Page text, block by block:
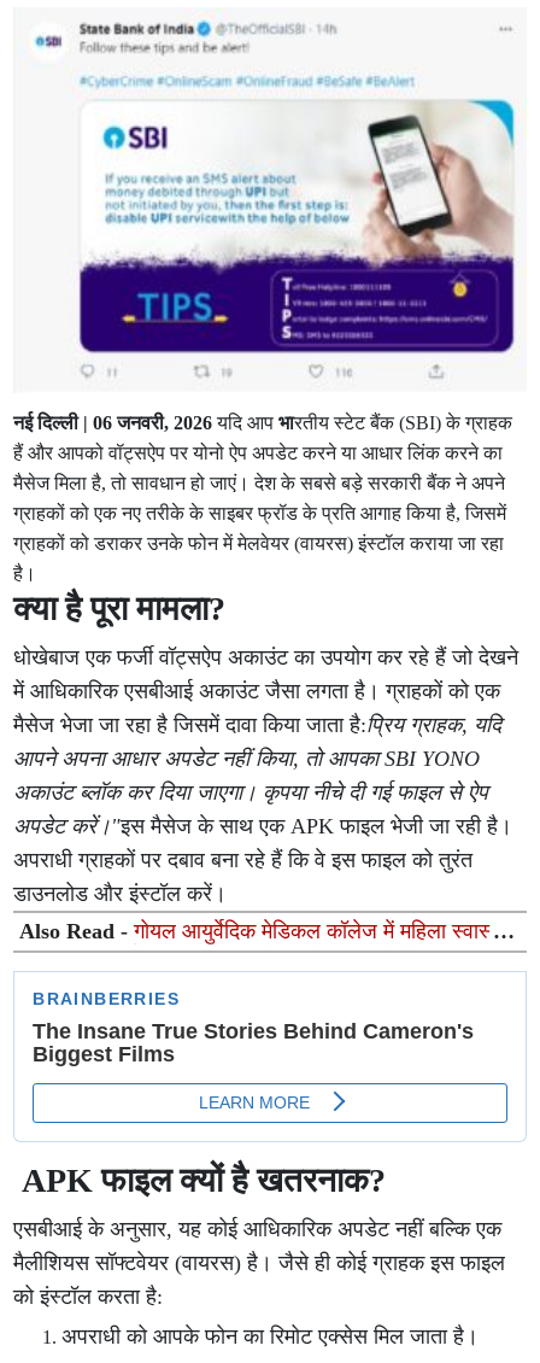
नई दिल्ली | 06 जनवरी, 2026यदि आपभारतीय स्टेट बैंक (SBI) के ग्राहक
हैं और आपको वॉट्सऐप पर योनो ऐप अपडेट करने या आधार लिंक करने का
मैसेज मिला है, तो सावधान हो जाएं। देश के सबसे बड़े सरकारी बैंक ने अपने
ग्राहकों को एक नए तरीके के साइबर फ्रॉड के प्रति आगाह किया है, जिसमें
ग्राहकों को डराकर उनके फोन में मेलवेयर (वायरस) इंस्टॉल कराया जा रहा
है।
क्या है पूरा मामला?
धोखेबाज एक फर्जी वॉट्सऐप अकाउंट का उपयोग कर रहे हैं जो देखने
में आधिकारिक एसबीआई अकाउंट जैसा लगता है। ग्राहकों को एक
मैसेज भेजा जा रहा है जिसमें दावा किया जाता है:प्रिय ग्राहक, यदि
आपने अपना आधार अपडेट नहीं किया, तो आपका SBI YONO
अकाउंट ब्लॉक कर दिया जाएगा। कृपया नीचे दी गई फाइल से ऐप
अपडेट करें।"इस मैसेज के साथ एक APK फाइल भेजी जा रही है।
अपराधी ग्राहकों पर दबाव बना रहे हैं कि वे इस फाइल को तुरंत
डाउनलोड और इंस्टॉल करें।
Also Read -गोयल आयुर्वेदिक मेडिकल कॉलेज में महिला स्वास्थ्य
जागरूकता कार्यक्रम, सर्वाइकल कैंसर रोकथाम को लेकर निकाली
APK फाइल क्यों है खतरनाक?
एसबीआई के अनुसार, यह कोई आधिकारिक अपडेट नहीं बल्कि एक
मैलीशियस सॉफ्टवेयर (वायरस) है। जैसे ही कोई ग्राहक इस फाइल
को इंस्टॉल करता है:
अपराधी को आपके फोन का रिमोट एक्सेस मिल जाता है।